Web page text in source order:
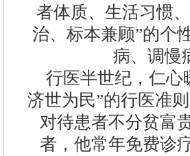
者体质、生活习惯
治、标本兼顾”的个
病、调慢
行医半世纪，仁心
济世为民”的行医准
对待患者不分贫富
者，他常年免费诊